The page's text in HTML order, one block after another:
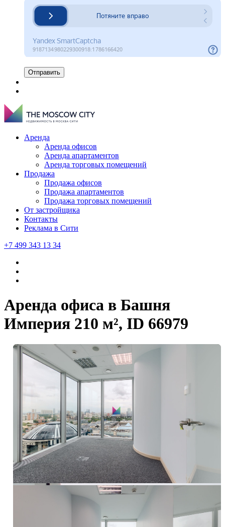
Отправить
Аренда
Аренда офисов
Аренда апартаментов
Аренда торговых помещений
Продажа
Продажа офисов
Продажа апартаментов
Продажа торговых помещений
От застройщика
Контакты
Реклама в Сити
+7 499 343 13 34
Аренда офиса в Башня
Империя 210 м², ID 66979